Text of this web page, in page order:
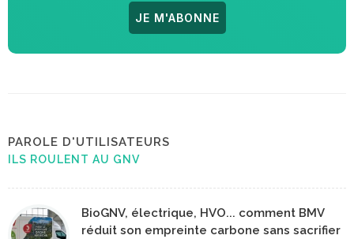
JE M'ABONNE
PAROLE D'UTILISATEURS
ILS ROULENT AU GNV
BioGNV, électrique, HVO... comment BMV
réduit son empreinte carbone sans sacrifier